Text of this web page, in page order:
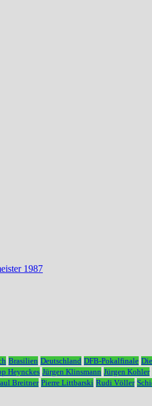
1987
Brasilien Deutschland DFB-Pokalfinale
Heynckes Jürgen Klinsmann Jürgen Kohler
Breitner Pierre Littbarski Rudi Völler